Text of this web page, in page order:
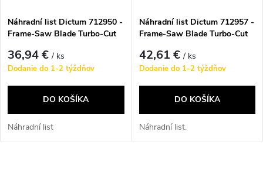
e
p
r
o
d
s
p
r
d
Náhradní list Dictum 712950 -
Frame-Saw Blade Turbo-Cut
36,94 €/ ks
Dodanie do 1-2 týždňov
DO KOŠÍKA
Náhradní list
Náhradní list Dictum 712957 -
Frame-Saw Blade Turbo-Cut
42,61 €/ ks
Dodanie do 1-2 týždňov
DO KOŠÍKA
Náhradní list.